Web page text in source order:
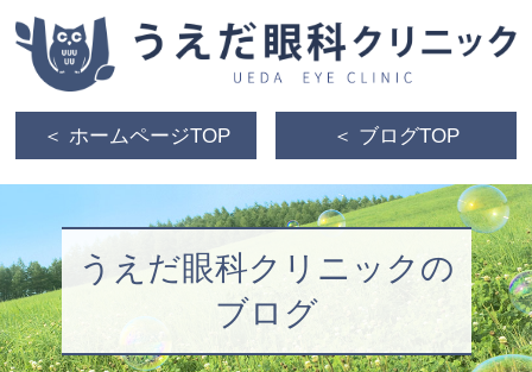
＜ ホームページTOP ＜ ブログTOP
うえだ眼科クリニックの
ブログ